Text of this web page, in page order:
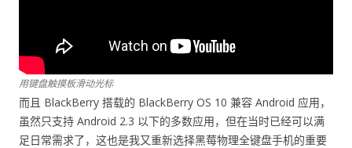
用键盘触摸板滑动光标
而且 BlackBerry 搭载的 BlackBerry OS 10 兼容 Android 应用，
虽然只支持 Android 2.3 以下的多数应用，但在当时已经可以满
足日常需求了，这也是我又重新选择黑莓物理全键盘手机的重要